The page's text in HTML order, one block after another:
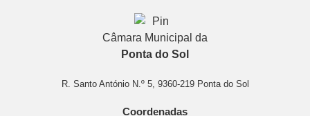
Câmara Municipal da
Ponta do Sol
R. Santo António N.º 5, 9360-219 Ponta do Sol
Coordenadas